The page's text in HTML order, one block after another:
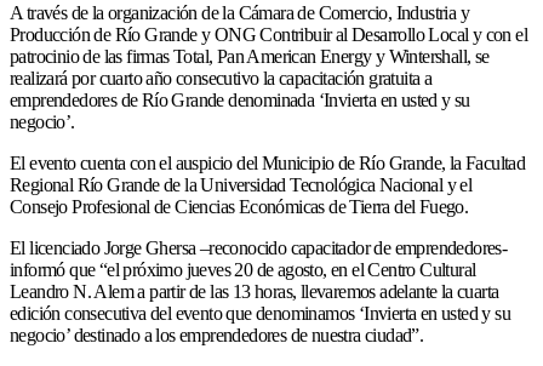
A través de la organización de la Cámara de Comercio, Industria y
Producción de Río Grande y ONG Contribuir al Desarrollo Local y con el
patrocinio de las firmas Total, Pan American Energy y Wintershall, se
realizará por cuarto año consecutivo la capacitación gratuita a
emprendedores de Río Grande denominada ‘Invierta en usted y su
negocio’.
El evento cuenta con el auspicio del Municipio de Río Grande, la Facultad
Regional Río Grande de la Universidad Tecnológica Nacional y el
Consejo Profesional de Ciencias Económicas de Tierra del Fuego.
El licenciado Jorge Ghersa –reconocido capacitador de emprendedores-
informó que “el próximo jueves 20 de agosto, en el Centro Cultural
Leandro N. Alem a partir de las 13 horas, llevaremos adelante la cuarta
edición consecutiva del evento que denominamos ‘Invierta en usted y su
negocio’ destinado a los emprendedores de nuestra ciudad”.